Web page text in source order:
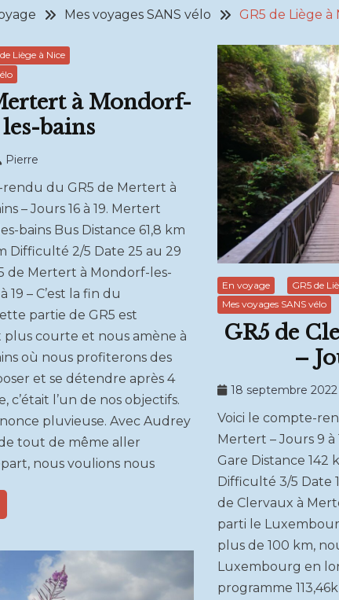
Mes voyages SANS vélo GR5 de Liège à
Liège à Nice
à Mondorf-
les-bains
Pierre
rendu du GR5 de Mertert à
– Jours 16 à 19. Mertert
bains Bus Distance 61,8 km
Difficulté 2/5 Date 25 au 29
de Mertert à Mondorf-les-
19 – C’est la fin du
partie de GR5 est
courte et nous amène à
où nous profiterons des
et se détendre après 4
c’était l’un de nos objectifs.
pluvieuse. Avec Audrey
tout de même aller
nous voulions nous
En voyage
GR5 de
Mes voyages SANS vélo
GR5 de
–
18 septembre 2022
Voici le compte-
Mertert – Jours 9
Gare Distance 142
Difficulté 3/5 Date
de Clervaux à
parti le
plus de 100 km,
Luxembourg en
programme